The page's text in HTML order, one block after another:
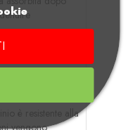
attenzione a
prevista
ostacoli
è resistente alla
vengono